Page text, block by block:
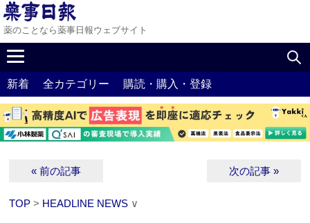
薬のことなら薬事日報ウェブサイト
新着 全カテゴリー 購読・購入・登録
« 前の記事 次の記事 »
TOP > HEADLINE NEWS ∨